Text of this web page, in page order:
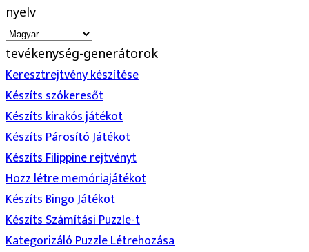
nyelv
tevékenység-generátorok
Keresztrejtvény készítése
Készíts szókeresőt
Készíts kirakós játékot
Készíts Párosító Játékot
Készíts Filippine rejtvényt
Hozz létre memóriajátékot
Készíts Bingo Játékot
Készíts Számítási Puzzle-t
Kategorizáló Puzzle Létrehozása